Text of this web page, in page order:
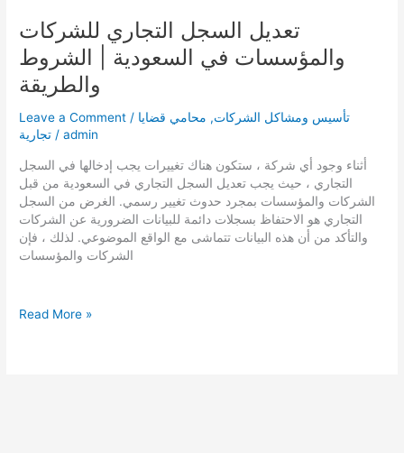
تعديل السجل التجاري للشركات
والمؤسسات في السعودية | الشروط
والطريقة
Leave a Comment / تأسيس ومشاكل الشركات, محامي قضايا
تجارية /admin
أثناء وجود أي شركة ، ستكون هناك تغييرات يجب إدخالها في السجل
التجاري ، حيث يجب تعديل السجل التجاري في السعودية من قبل
الشركات والمؤسسات بمجرد حدوث تغيير رسمي. الغرض من السجل
التجاري هو الاحتفاظ بسجلات دائمة للبيانات الضرورية عن الشركات
والتأكد من أن هذه البيانات تتماشى مع الواقع الموضوعي. لذلك ، فإن
الشركات والمؤسسات
تعديل
Read More »